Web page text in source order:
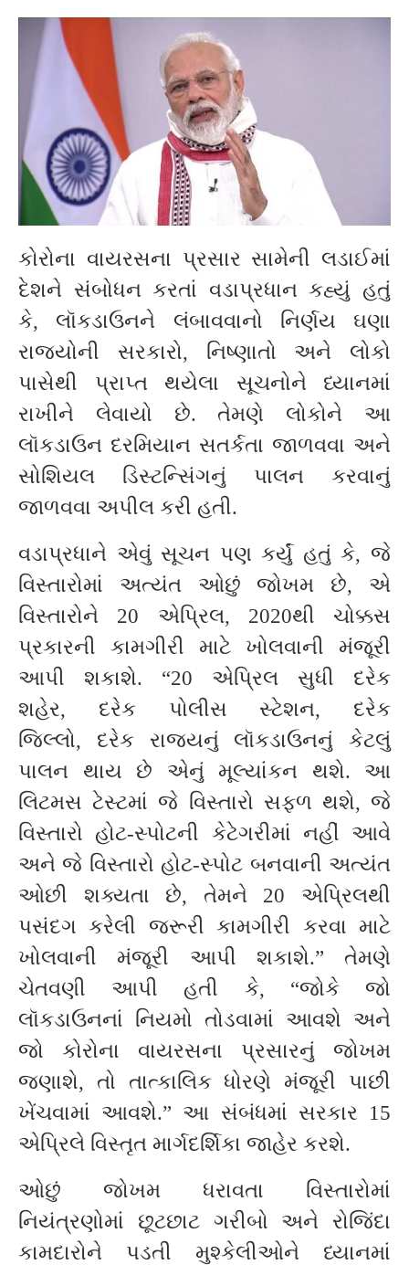
કોરોના વાયરસના પ્રસાર સામેની લડાઈમાં
દેશને સંબોધન કરતાં વડાપ્રધાન કહ્યું હતું
કે, લૉકડાઉનને લંબાવવાનો નિર્ણય ઘણા
રાજ્યોની સરકારો, નિષ્ણાતો અને લોકો
પાસેથી પ્રાપ્ત થયેલા સૂચનોને ધ્યાનમાં
રાખીને લેવાયો છે. તેમણે લોકોને આ
લૉકડાઉન દરમિયાન સતર્કતા જાળવવા અને
સોશિયલ ડિસ્ટન્સિંગનું પાલન કરવાનું
જાળવવા અપીલ કરી હતી.
વડાપ્રધાને એવું સૂચન પણ કર્યું હતું કે, જે
વિસ્તારોમાં અત્યંત ઓછું જોખમ છે, એ
વિસ્તારોને 20 એપ્રિલ, 2020થી ચોક્કસ
પ્રકારની કામગીરી માટે ખોલવાની મંજૂરી
આપી શકાશે. “20 એપ્રિલ સુધી દરેક
શહેર, દરેક પોલીસ સ્ટેશન, દરેક
જિલ્લો, દરેક રાજ્યનું લૉકડાઉનનું કેટલું
પાલન થાય છે એનું મૂલ્યાંકન થશે. આ
લિટમસ ટેસ્ટમાં જે વિસ્તારો સફળ થશે, જે
વિસ્તારો હોટ-સ્પોટની કેટેગરીમાં નહીં આવે
અને જે વિસ્તારો હોટ-સ્પોટ બનવાની અત્યંત
ઓછી શક્યતા છે, તેમને 20 એપ્રિલથી
પસંદગ કરેલી જરૂરી કામગીરી કરવા માટે
ખોલવાની મંજૂરી આપી શકાશે.” તેમણે
ચેતવણી આપી હતી કે, “જોકે જો
લૉકડાઉનનાં નિયમો તોડવામાં આવશે અને
જો કોરોના વાયરસના પ્રસારનું જોખમ
જણાશે, તો તાત્કાલિક ધોરણે મંજૂરી પાછી
ખેંચવામાં આવશે.” આ સંબંધમાં સરકાર 15
એપ્રિલે વિસ્તૃત માર્ગદર્શિકા જાહેર કરશે.
ઓછું જોખમ ધરાવતા વિસ્તારોમાં
નિયંત્રણોમાં છૂટછાટ ગરીબો અને રોજિંદા
કામદારોને પડતી મુશ્કેલીઓને ધ્યાનમાં